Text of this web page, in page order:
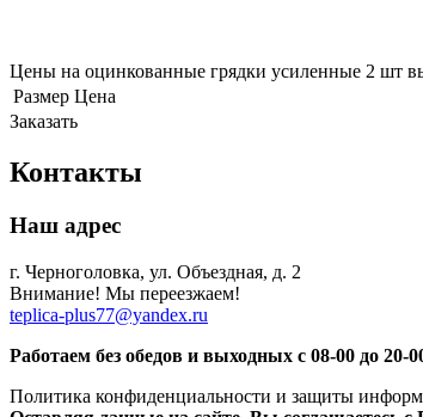
Цены на оцинкованные грядки усиленные 2 шт
Размер Цена
Заказать
Контакты
Наш адрес
г. Черноголовка, ул. Объездная, д. 2
Внимание! Мы переезжаем!
teplica-plus77@yandex.ru
Работаем без обедов и выходных с 08-00 до 20-
Политика конфиденциальности и защиты